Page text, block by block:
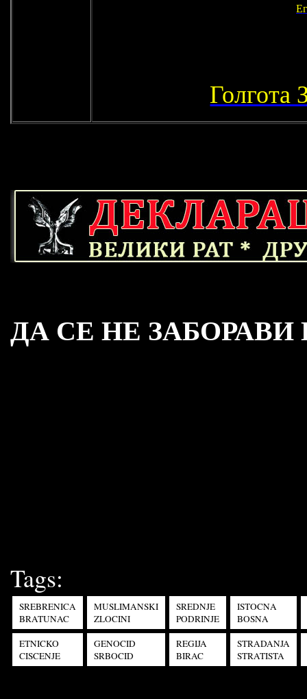
Голгота
ДА СЕ НЕ
Tags:
SREBRENICA
BRATUNAC
MUSLIMANSKI
ZLOCINI
SREDNJE
PODRINJE
ISTOCNA
BOSNA
ETNICKO
CISCENJE
GENOCID
SRBOCID
REGIJA
BIRAC
STRADANJA
STRATISTA